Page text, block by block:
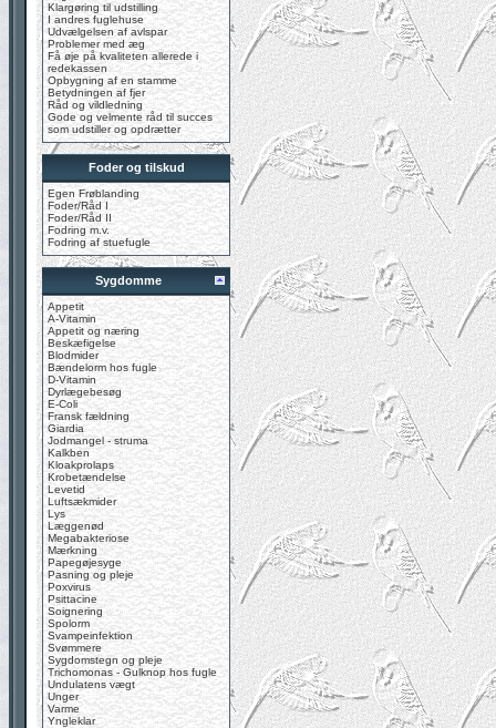
Klargøring til udstilling
I andres fuglehuse
Udvælgelsen af avlspar
Problemer med æg
Få øje på kvaliteten allerede i
redekassen
Opbygning af en stamme
Betydningen af fjer
Råd og vildledning
Gode og velmente råd til succes
som udstiller og opdrætter
Foder og tilskud
Egen Frøblanding
Foder/Råd I
Foder/Råd II
Fodring m.v.
Fodring af stuefugle
Sygdomme
Appetit
A-Vitamin
Appetit og næring
Beskæfigelse
Blodmider
Bændelorm hos fugle
D-Vitamin
Dyrlægebesøg
E-Coli
Fransk fældning
Giardia
Jodmangel - struma
Kalkben
Kloakprolaps
Krobetændelse
Levetid
Luftsækmider
Lys
Læggenød
Megabakteriose
Mærkning
Papegøjesyge
Pasning og pleje
Poxvirus
Psittacine
Soignering
Spolorm
Svampeinfektion
Svømmere
Sygdomstegn og pleje
Trichomonas - Gulknop hos fugle
Undulatens vægt
Unger
Varme
Yngleklar